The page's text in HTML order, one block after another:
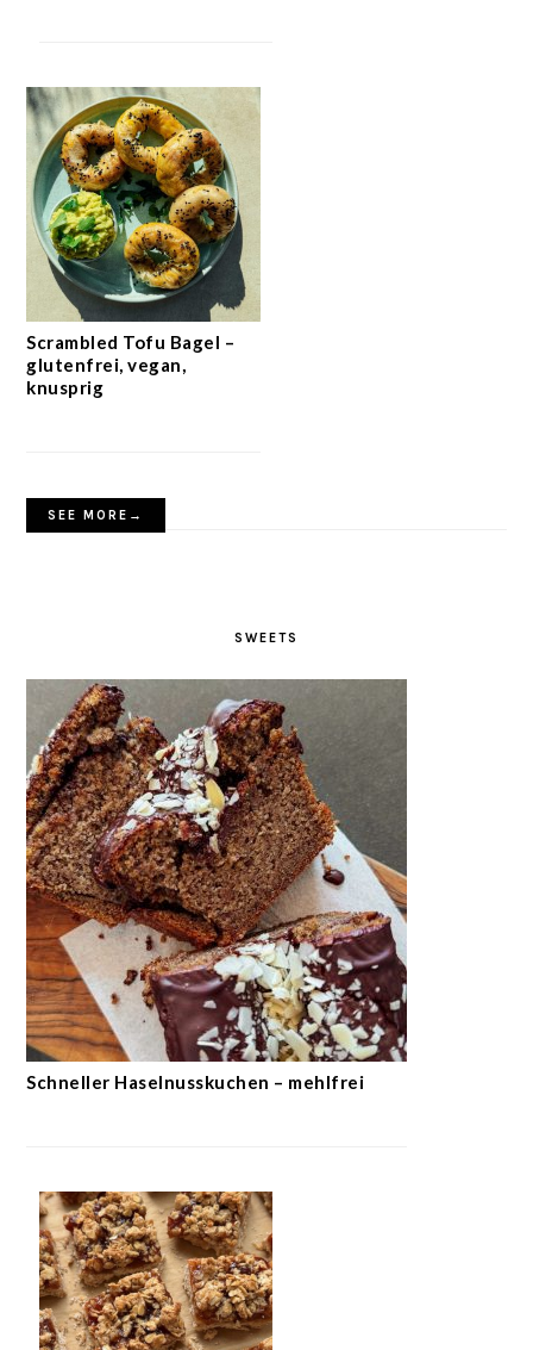
Scrambled Tofu Bagel –
glutenfrei, vegan,
knusprig
SEE MORE→
SWEETS
Schneller Haselnusskuchen – mehlfrei